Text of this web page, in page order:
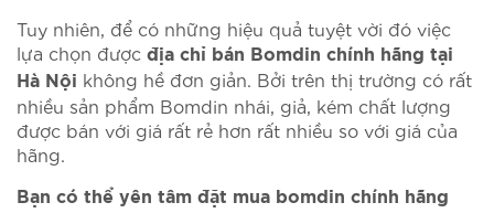
Tuy nhiên, để có những hiệu quả tuyệt vời đó việc
lựa chọn được địa chỉ bán Bomdin chính hãng tại
Hà Nội không hề đơn giản. Bởi trên thị trường có rất
nhiều sản phẩm Bomdin nhái, giả, kém chất lượng
được bán với giá rất rẻ hơn rất nhiều so với giá của
hãng.
Bạn có thể yên tâm đặt mua bomdin chính hãng